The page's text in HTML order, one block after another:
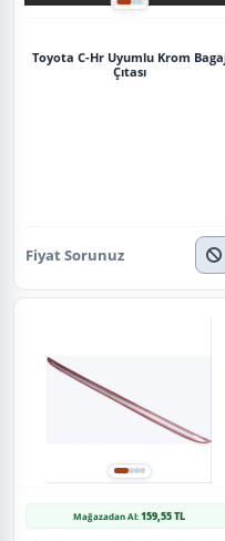
Toyota C-Hr Uyumlu Krom
Çıtası
Fiyat Sorunuz
Mağazadan Al:159,55 TL